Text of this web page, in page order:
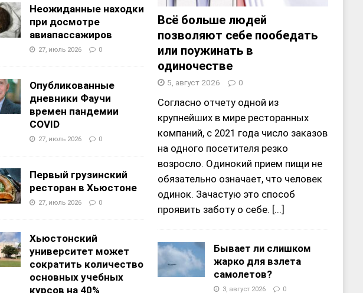
Неожиданные находки
при досмотре
авиапассажиров
27, июль 2026 0
Опубликованные
дневники Фаучи
времен пандемии
COVID
27, июль 2026 0
Первый грузинский
ресторан в Хьюстоне
27, июль 2026 0
Хьюстонский
университет может
сократить количество
основных учебных
курсов на 40%
Всё больше людей
позволяют себе пообедать
или поужинать в
одиночестве
5, август 2026 0
Согласно отчету одной из
крупнейших в мире ресторанных
компаний, с 2021 года число заказов
на одного посетителя резко
возросло. Одинокий прием пищи не
обязательно означает, что человек
одинок. Зачастую это способ
проявить заботу о себе. [...]
Бывает ли слишком
жарко для взлета
самолетов?
3, август 2026 0